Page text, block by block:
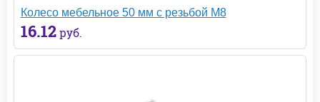
Колесо мебельное 50 мм с резьбой М8
16.12 руб.